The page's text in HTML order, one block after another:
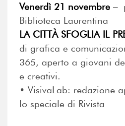
Venerdì 21 novembre –
Biblioteca Laurentina
LA CITTÀ SFOGLIA IL
di grafica e
365, aperto a giovani
e creativi.
•⁠ ⁠VisivaLab: redazione
lo speciale di Rivista